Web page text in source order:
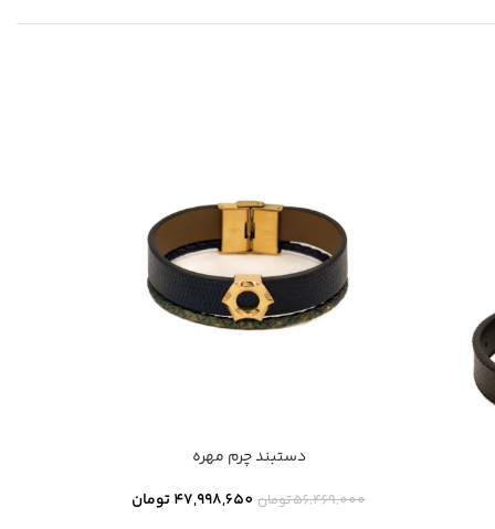
دستبند چرم مهره
56,469,000تومان 47,998,650تومان